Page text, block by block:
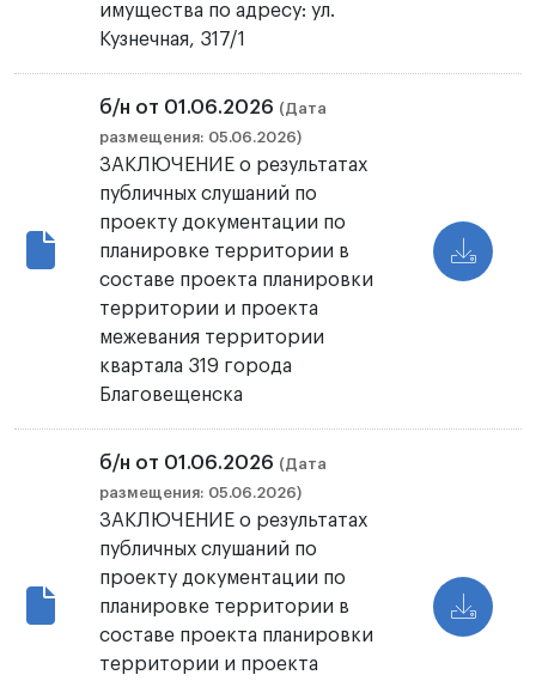
имущества по адресу: ул.
Кузнечная, 317/1
б/н от 01.06.2026 (Дата
размещения: 05.06.2026)
ЗАКЛЮЧЕНИЕ о результатах
публичных слушаний по
проекту документации по
планировке территории в
составе проекта планировки
территории и проекта
межевания территории
квартала 319 города
Благовещенска
б/н от 01.06.2026 (Дата
размещения: 05.06.2026)
ЗАКЛЮЧЕНИЕ о результатах
публичных слушаний по
проекту документации по
планировке территории в
составе проекта планировки
территории и проекта